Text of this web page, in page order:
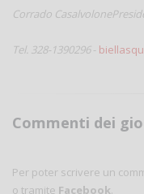
Corrado
Tel. 328-1390296 -
Commenti dei
Per poter scrivere un
o tramite Facebook.